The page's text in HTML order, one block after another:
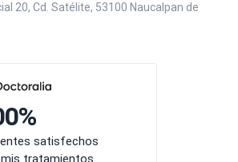
20, Cd. Satélite, 53100 Naucalpan de